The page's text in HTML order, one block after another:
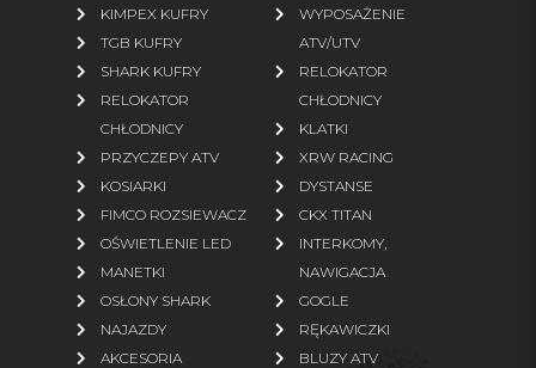
Kurtki Spodnie
Wodery Komplety
Odzież polarowa
więcej
CZĘŚCI ZAMIENNE
Oryginalne części Linhai
KIMPEX KUFRY
TGB KUFRY
SHARK KUFRY
RELOKATOR
CHŁODNICY
PRZYCZEPY ATV
KOSIARKI
FIMCO ROZSIEWACZ
OŚWIETLENIE LED
MANETKI
OSŁONY SHARK
NAJAZDY
AKCESORIA
WYPOSAŻENIE
ATV/UTV
RELOKATOR
CHŁODNICY
KLATKI
XRW RACING
DYSTANSE
CKX TITAN
INTERKOMY,
NAWIGACJA
GOGLE
RĘKAWICZKI
BLUZY ATV